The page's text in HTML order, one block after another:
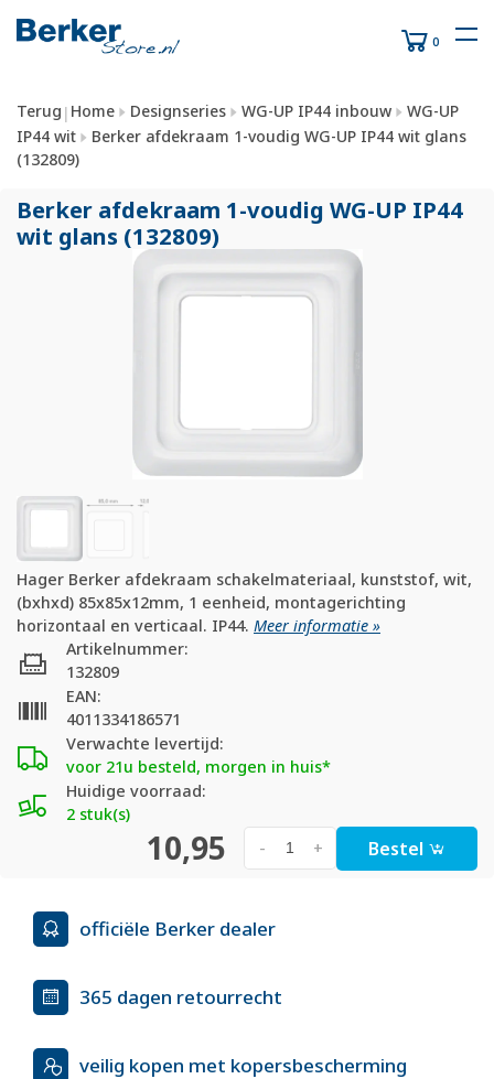
0
Terug | Home Designseries WG-UP IP44 inbouw
WG-UP
IP44 wit
Berker afdekraam 1-voudig WG-UP IP44 wit glans
(132809)
Berker afdekraam 1-voudig WG-UP IP44
wit glans (132809)
Hager Berker afdekraam schakelmateriaal, kunststof, wit,
(bxhxd) 85x85x12mm, 1 eenheid, montagerichting
horizontaal en verticaal. IP44. Meer informatie »
Verwachte levertijd:
voor 21u besteld, morgen in huis*
Huidige voorraad:
2 stuk(s)
Artikelnummer:
132809
EAN:
4011334186571
10,95 +
- Bestel
officiële Berker dealer
365 dagen retourrecht
veilig kopen met kopersbescherming